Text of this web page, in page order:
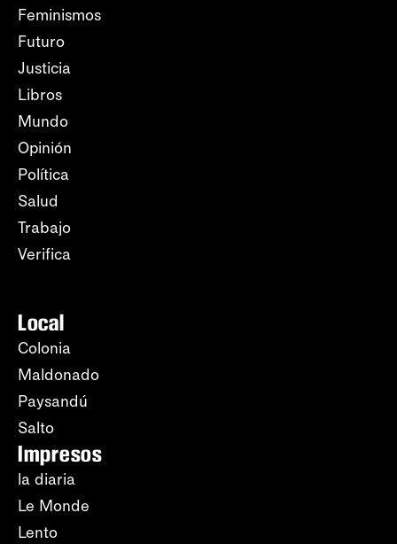
Feminismos
Futuro
Justicia
Libros
Mundo
Opinión
Política
Salud
Trabajo
Verifica
Local
Colonia
Maldonado
Paysandú
Salto
Impresos
la diaria
Le Monde
Lento